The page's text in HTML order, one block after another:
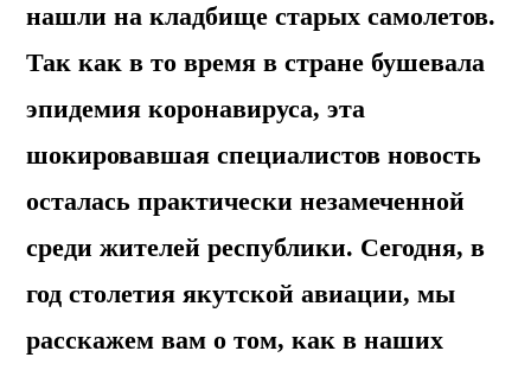
нашли на кладбище старых самолетов.
Так как в то время в стране бушевала
эпидемия коронавируса, эта
шокировавшая специалистов новость
осталась практически незамеченной
среди жителей республики. Сегодня, в
год столетия якутской авиации, мы
расскажем вам о том, как в наших